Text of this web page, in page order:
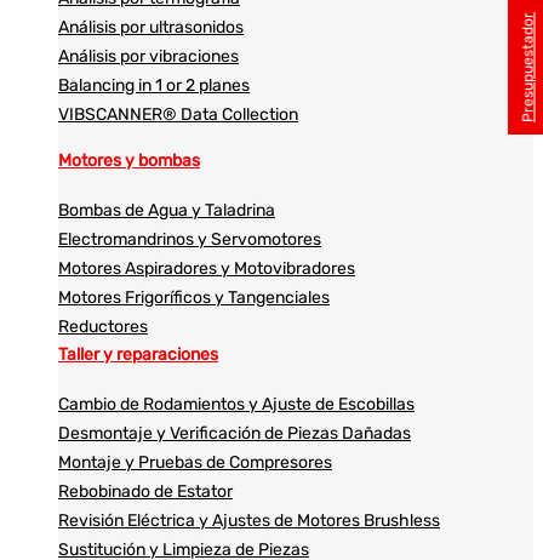
Análisis por ultrasonidos​​
Análisis por vibraciones
Balancing in 1 or 2 planes
VIBSCANNER® Data Collection
Motores y bombas
Bombas de Agua y Taladrina
Electromandrinos y Servomotores
Motores Aspiradores y Motovibradores
Motores Frigoríficos y Tangenciales
Reductores
Taller y reparaciones
Cambio de Rodamientos y Ajuste de Escobillas
Desmontaje y Verificación de Piezas Dañadas
Montaje y Pruebas de Compresores
Rebobinado de Estator
Revisión Eléctrica y Ajustes de Motores Brushless
Sustitución y Limpieza de Piezas
Presupuestador